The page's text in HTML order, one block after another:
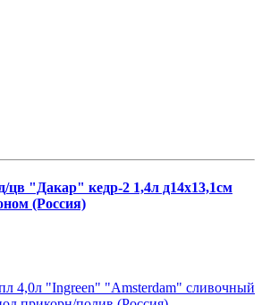
цв "Дакар" кедр-2 1,4л д14х13,1см
(Россия)